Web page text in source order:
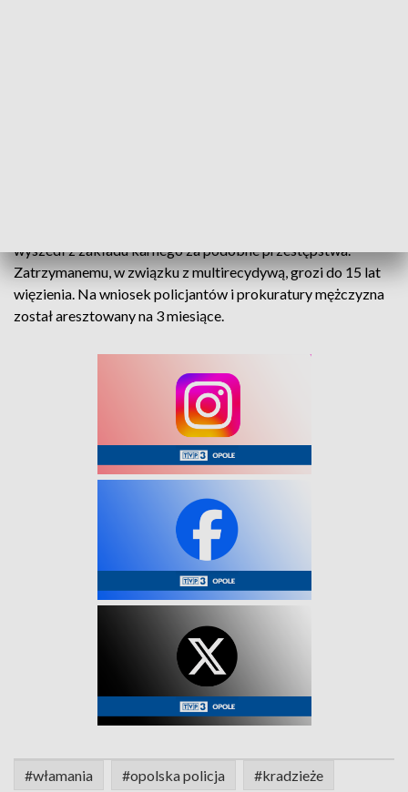
wyszedł z zakładu karnego za podobne przestępstwa.
Zatrzymanemu, w związku z multirecydywą, grozi do 15 lat
więzienia. Na wniosek policjantów i prokuratury mężczyzna
został aresztowany na 3 miesiące.
#włamania #opolska policja #kradzieże